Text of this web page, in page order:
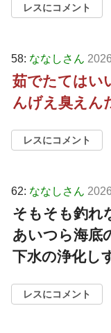
レスにコメント
58: ななしさん
茹でたてはい
んげえ臭えん
レスにコメント
62: ななしさん
そもそも釣れ
あいつら海底
下水の浄化し
レスにコメント